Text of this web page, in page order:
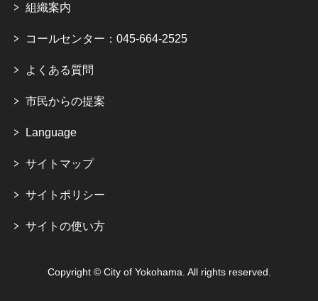
組織案内
コールセンター：045-664-2525
よくある質問
市民からの提案
Language
サイトマップ
サイトポリシー
サイトの使い方
Copyright © City of Yokohama. All rights reserved.